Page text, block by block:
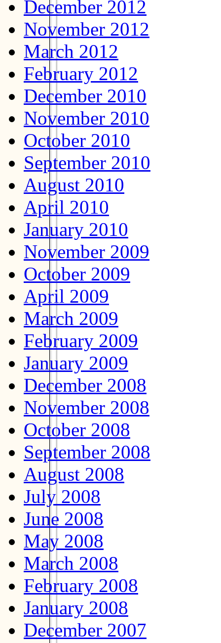
December 2012
November 2012
March 2012
February 2012
December 2010
November 2010
October 2010
September 2010
August 2010
April 2010
January 2010
November 2009
October 2009
April 2009
March 2009
February 2009
January 2009
December 2008
November 2008
October 2008
September 2008
August 2008
July 2008
June 2008
May 2008
March 2008
February 2008
January 2008
December 2007